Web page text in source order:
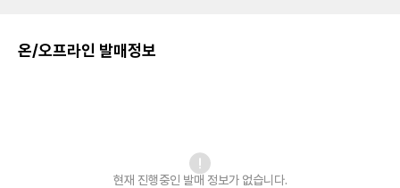
온/오프라인 발매정보
현재 진행중인 발매 정보가 없습니다.